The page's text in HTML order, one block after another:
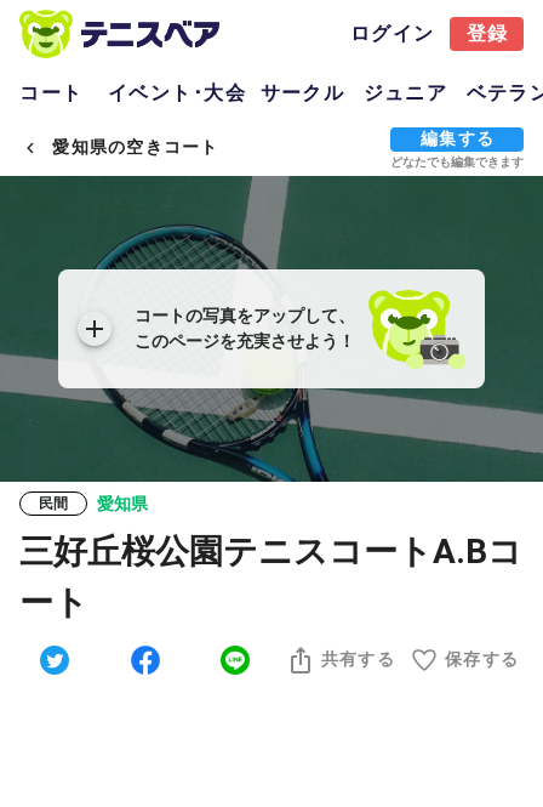
ログイン 登録
コート イベント･大会 サークル ジュニア ベテラ
愛知県の空きコート 編集する
どなたでも編集できます
コートの写真をアップして、
このページを充実させよう！
民間 愛知県
三好丘桜公園テニスコートA.Bコ
ート
共有する 保存する